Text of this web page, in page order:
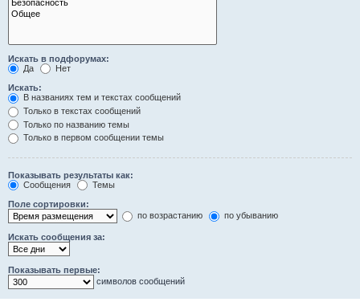
Искать в подфорумах:
Да
Нет
Искать:
В названиях тем и текстах сообщений
Только в текстах сообщений
Только по названию темы
Только в первом сообщении темы
Показывать результаты как:
Сообщения
Темы
Поле сортировки:
по возрастанию
по убыванию
Искать сообщения за:
Показывать первые:
символов сообщений